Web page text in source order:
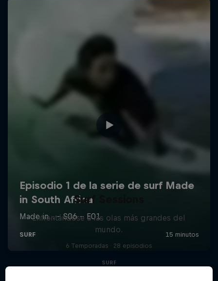
Surf Sessions
Enfrentándose a las olas más grandes del
mundo.
6 Temporadas · 28 episodios
SURF